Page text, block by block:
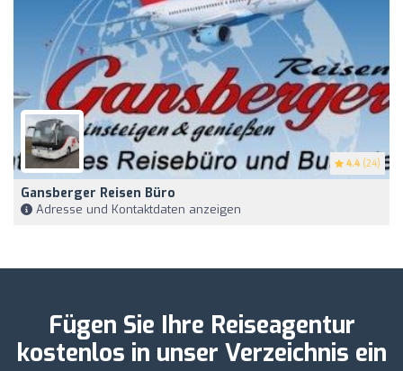
4.4 (24)
Gansberger Reisen Büro
Adresse und Kontaktdaten anzeigen
Fügen Sie Ihre Reiseagentur
kostenlos in unser Verzeichnis ein